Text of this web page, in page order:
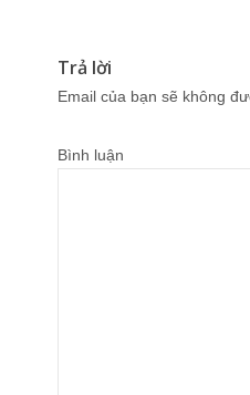
Trả lời
Email của bạn sẽ không
Bình luận